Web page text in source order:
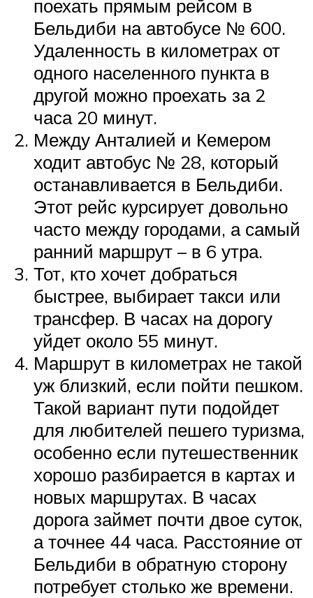
поехать прямым рейсом в
Бельдиби на автобусе № 600.
Удаленность в километрах от
одного населенного пункта в
другой можно проехать за 2
часа 20 минут.
Между Анталией и Кемером
ходит автобус № 28, который
останавливается в Бельдиби.
Этот рейс курсирует довольно
часто между городами, а самый
ранний маршрут – в 6 утра.
Тот, кто хочет добраться
быстрее, выбирает такси или
трансфер. В часах на дорогу
уйдет около 55 минут.
Маршрут в километрах не такой
уж близкий, если пойти пешком.
Такой вариант пути подойдет
для любителей пешего туризма,
особенно если путешественник
хорошо разбирается в картах и
новых маршрутах. В часах
дорога займет почти двое суток,
а точнее 44 часа. Расстояние от
Бельдиби в обратную сторону
потребует столько же времени.